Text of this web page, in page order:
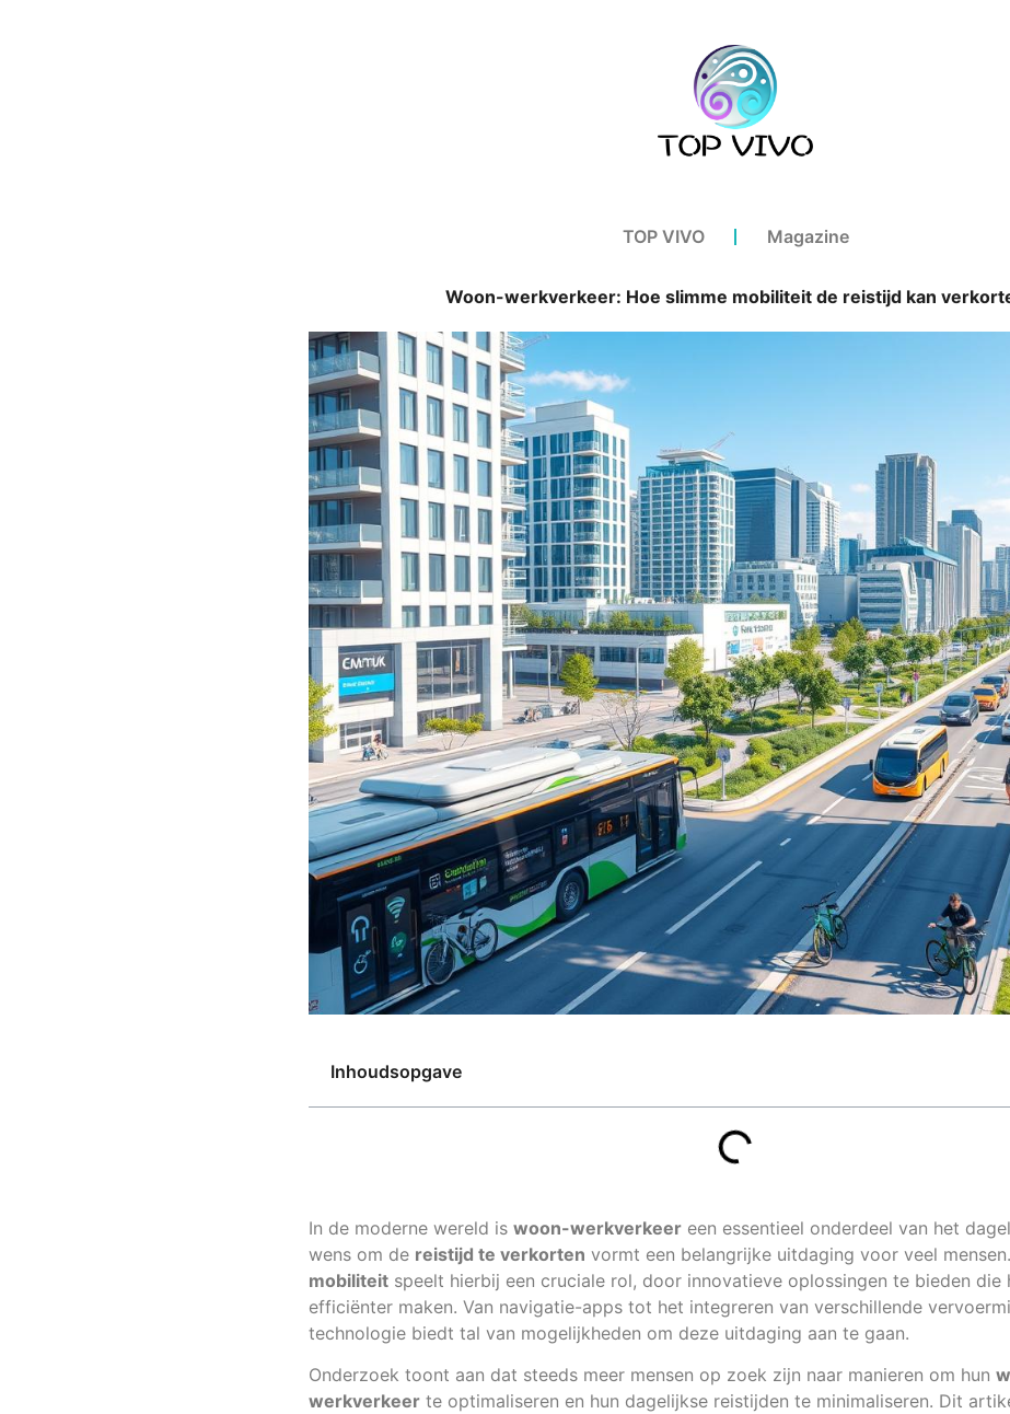
TOP VIVO Magazine
Woon-werkverkeer: Hoe slimme mobiliteit de reistijd kan
Inhoudsopgave
In de moderne wereld is woon-werkverkeer een essentieel onderdeel van het
wens om de reistijd te verkorten vormt een belangrijke uitdaging voor veel mensen.
mobiliteit speelt hierbij een cruciale rol, door innovatieve oplossingen te bieden die
efficiënter maken. Van navigatie-apps tot het integreren van verschillende
technologie biedt tal van mogelijkheden om deze uitdaging aan te gaan.
Onderzoek toont aan dat steeds meer mensen op zoek zijn naar manieren om hun
werkverkeer te optimaliseren en hun dagelijkse reistijden te minimaliseren. Dit